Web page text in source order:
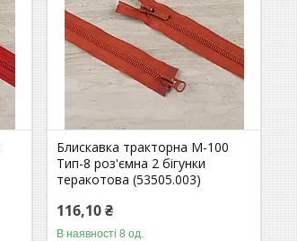
Блискавка тракторна М-100
Тип-8 роз'ємна 2 бігунки
теракотова (53505.003)
116,10 ₴
В наявності 8 од.